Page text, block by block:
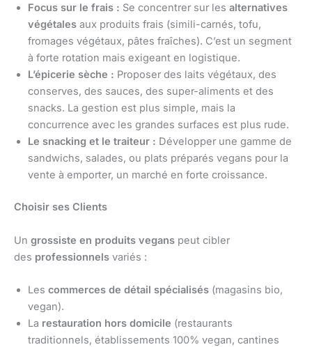
Focus sur le frais : Se concentrer sur les alternatives
végétales aux produits frais (simili-carnés, tofu,
fromages végétaux, pâtes fraîches). C’est un segment
à forte rotation mais exigeant en logistique.
L’épicerie sèche : Proposer des laits végétaux, des
conserves, des sauces, des super-aliments et des
snacks. La gestion est plus simple, mais la
concurrence avec les grandes surfaces est plus rude.
Le snacking et le traiteur : Développer une gamme de
sandwichs, salades, ou plats préparés vegans pour la
vente à emporter, un marché en forte croissance.
Choisir ses Clients
Un grossiste en produits vegans peut cibler
des professionnels variés :
Les commerces de détail spécialisés (magasins bio,
vegan).
La restauration hors domicile (restaurants
traditionnels, établissements 100% vegan, cantines